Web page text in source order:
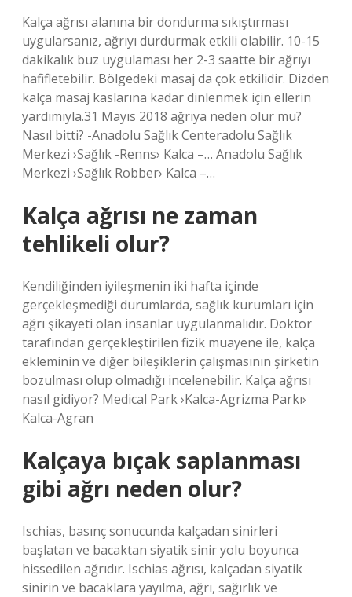
Kalça ağrısı alanına bir dondurma sıkıştırması
uygularsanız, ağrıyı durdurmak etkili olabilir. 10-15
dakikalık buz uygulaması her 2-3 saatte bir ağrıyı
hafifletebilir. Bölgedeki masaj da çok etkilidir. Dizden
kalça masaj kaslarına kadar dinlenmek için ellerin
yardımıyla.31 Mayıs 2018 ağrıya neden olur mu?
Nasıl bitti? -Anadolu Sağlık Centeradolu Sağlık
Merkezi ›Sağlık -Renns› Kalca –… Anadolu Sağlık
Merkezi ›Sağlık Robber› Kalca –…
Kalça ağrısı ne zaman
tehlikeli olur?
Kendiliğinden iyileşmenin iki hafta içinde
gerçekleşmediği durumlarda, sağlık kurumları için
ağrı şikayeti olan insanlar uygulanmalıdır. Doktor
tarafından gerçekleştirilen fizik muayene ile, kalça
ekleminin ve diğer bileşiklerin çalışmasının şirketin
bozulması olup olmadığı incelenebilir. Kalça ağrısı
nasıl gidiyor? Medical Park ›Kalca-Agrizma Parkı›
Kalca-Agran
Kalçaya bıçak saplanması
gibi ağrı neden olur?
Ischias, basınç sonucunda kalçadan sinirleri
başlatan ve bacaktan siyatik sinir yolu boyunca
hissedilen ağrıdır. Ischias ağrısı, kalçadan siyatik
sinirin ve bacaklara yayılma, ağrı, sağırlık ve